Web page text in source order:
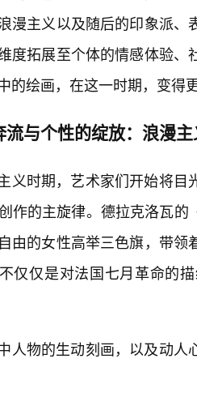
漫主义以及随后的印象派
度拓展至个体的情感体验
的绘画，在这一时期，变得
流与个性的绽放：浪漫
义时期，艺术家们开始将
作的主旋律。德拉克洛瓦
由的女性高举三色旗，带
仅仅是对法国七月革命的
人物的生动刻画，以及动